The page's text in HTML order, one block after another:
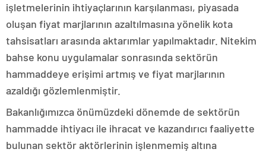
işletmelerinin ihtiyaçlarının karşılanması, piyasada
oluşan fiyat marjlarının azaltılmasına yönelik kota
tahsisatları arasında aktarımlar yapılmaktadır. Nitekim
bahse konu uygulamalar sonrasında sektörün
hammaddeye erişimi artmış ve fiyat marjlarının
azaldığı gözlemlenmiştir.
Bakanlığımızca önümüzdeki dönemde de sektörün
hammadde ihtiyacı ile ihracat ve kazandırıcı faaliyette
bulunan sektör aktörlerinin işlenmemiş altına